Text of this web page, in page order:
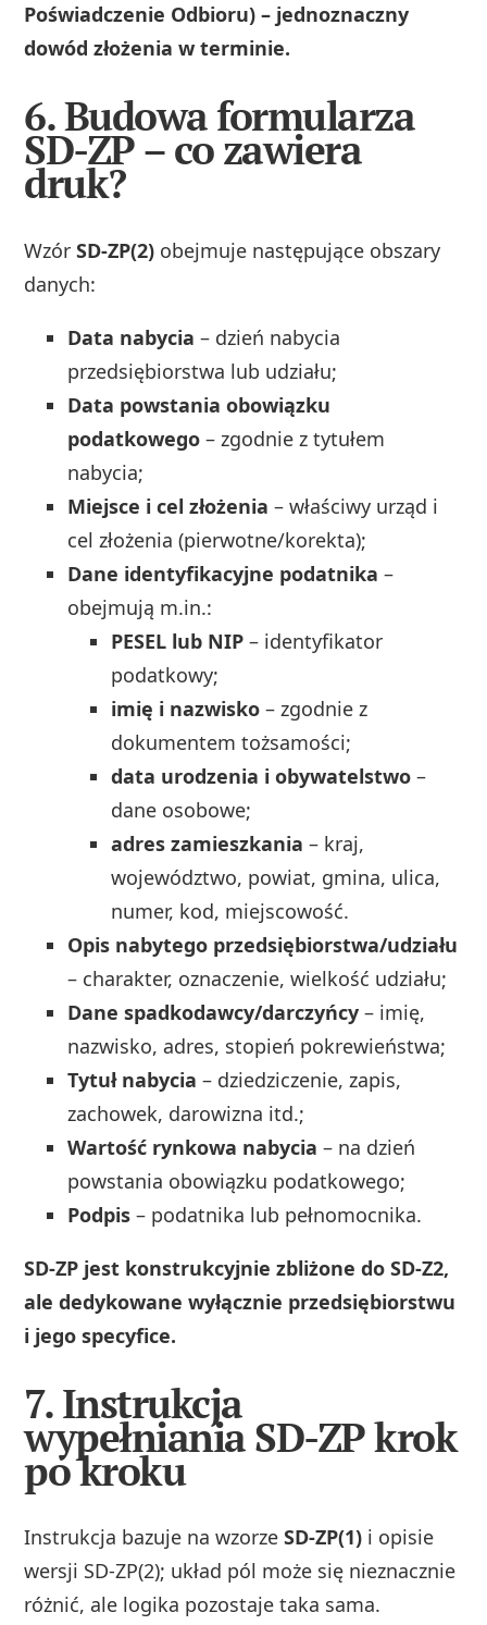
Poświadczenie Odbioru) – jednoznaczny
dowód złożenia w terminie.
6. Budowa formularza
SD-ZP – co zawiera
druk?
WzórSD-ZP(2) obejmuje następujące obszary
danych:
Data nabycia – dzień nabycia
przedsiębiorstwa lub udziału;
Data powstania obowiązku
podatkowego – zgodnie z tytułem
nabycia;
Miejsce i cel złożenia – właściwy urząd i
cel złożenia (pierwotne/korekta);
Dane identyfikacyjne podatnika –
obejmują m.in.:
PESEL lub NIP – identyfikator
podatkowy;
imię i nazwisko – zgodnie z
dokumentem tożsamości;
data urodzenia i obywatelstwo –
dane osobowe;
adres zamieszkania – kraj,
województwo, powiat, gmina, ulica,
numer, kod, miejscowość.
Opis nabytego przedsiębiorstwa/udziału
– charakter, oznaczenie, wielkość udziału;
Dane spadkodawcy/darczyńcy – imię,
nazwisko, adres, stopień pokrewieństwa;
Tytuł nabycia – dziedziczenie, zapis,
zachowek, darowizna itd.;
Wartość rynkowa nabycia – na dzień
powstania obowiązku podatkowego;
Podpis – podatnika lub pełnomocnika.
SD-ZP jest konstrukcyjnie zbliżone do SD‑Z2,
ale dedykowane wyłącznie przedsiębiorstwu
i jego specyfice.
7. Instrukcja
wypełniania SD-ZP krok
po kroku
Instrukcja bazuje na wzorzeSD-ZP(1) i opisie
wersji SD‑ZP(2); układ pól może się nieznacznie
różnić, ale logika pozostaje taka sama.